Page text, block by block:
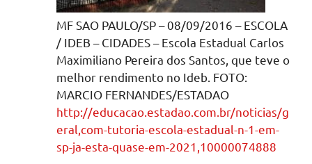
MF SAO PAULO/SP – 08/09/2016 – ESCOLA
/ IDEB – CIDADES – Escola Estadual Carlos
Maximiliano Pereira dos Santos, que teve o
melhor rendimento no Ideb. FOTO:
MARCIO FERNANDES/ESTADAO
http://educacao.estadao.com.br/noticias/g
eral,com-tutoria-escola-estadual-n-1-em-
sp-ja-esta-quase-em-2021,10000074888